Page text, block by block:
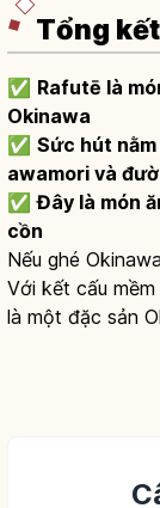
Tổng kết
✅ Rafutē là
Okinawa
✅ Sức hút
awamori và
✅Đây là món
cồn
Nếu ghé
Với kết cấu
là một đặc sản